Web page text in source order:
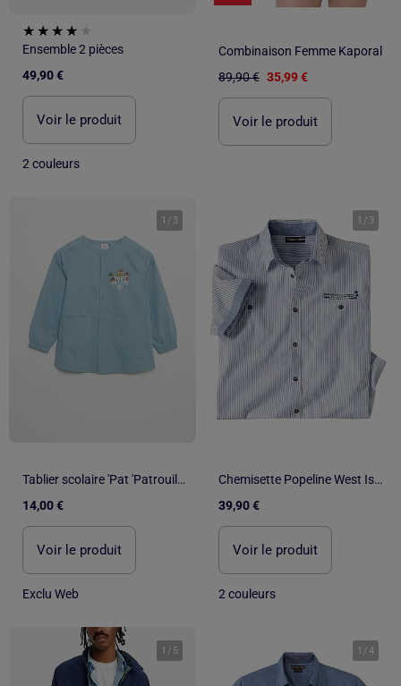
Ensemble 2 pièces
49,90 €
Voir le produit
2 couleurs
Combinaison Femme Kaporal
89,90 € 35,99 €
Voir le produit
1 / 3
Tablier scolaire 'Pat 'Patrouille'
14,00 €
Voir le produit
Exclu Web
1 / 3
Chemisette Popeline West Island - ATLAS FOR MEN
39,90 €
Voir le produit
2 couleurs
1 / 5 1 /4